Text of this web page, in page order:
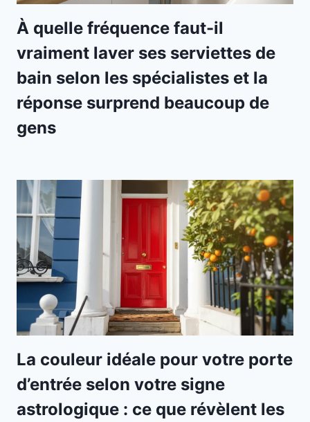
À quelle fréquence faut-il
vraiment laver ses serviettes de
bain selon les spécialistes et la
réponse surprend beaucoup de
gens
La couleur idéale pour votre porte
d’entrée selon votre signe
astrologique : ce que révèlent les